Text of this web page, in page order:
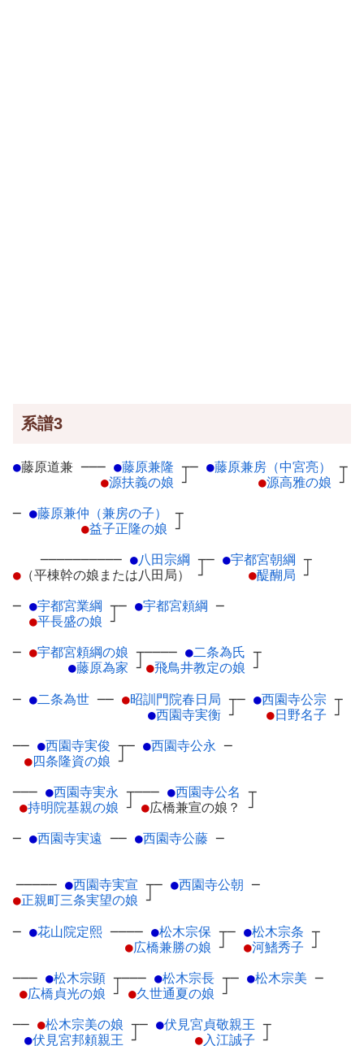
系譜3
●藤原道兼 ─── ●藤原兼隆 ┬
●源扶義の娘 ┘
─ ●藤原兼房（中宮亮）
┬
●源高雅の娘 ┘
─ ●藤原兼仲（兼房の子）
┬
●益子正隆の娘 ┘
────────── ●八田宗綱 ┬
● （平棟幹の娘または八田局） ┘
─ ●宇都宮朝綱 ┬
●醍醐局 ┘
─ ●宇都宮業綱 ┬
●平長盛の娘 ┘
─ ●宇都宮頼綱 ─
─ ●宇都宮頼綱の娘 ┬
●藤原為家 ┘
──── ●二条為氏 ┬
●飛鳥井教定の娘 ┘
─ ●二条為世 ── ●昭訓門院春日局 ┬
●西園寺実衡 ┘
─ ●西園寺公宗 ┬
●日野名子 ┘
── ●西園寺実俊 ┬
●四条隆資の娘 ┘
─ ●西園寺公永 ─
─── ●西園寺実永 ┬
●持明院基親の娘 ┘
─── ●西園寺公名 ┬
●広橋兼宣の娘？ ┘
─ ●西園寺実遠 ── ●西園寺公藤 ─
───── ●西園寺実宣 ┬
●正親町三条実望の娘 ┘
─ ●西園寺公朝 ─
─ ●花山院定熙 ──── ●松木宗保 ┬
●広橋兼勝の娘 ┘
─ ●松木宗条 ┬
●河鰭秀子 ┘
─── ●松木宗顕 ┬
●広橋貞光の娘 ┘
─── ●松木宗長 ┬
●久世通夏の娘 ┘
─ ●松木宗美 ─
── ●松木宗美の娘 ┬
●伏見宮邦頼親王 ┘
─ ●伏見宮貞敬親王 ┬
●入江誠子 ┘